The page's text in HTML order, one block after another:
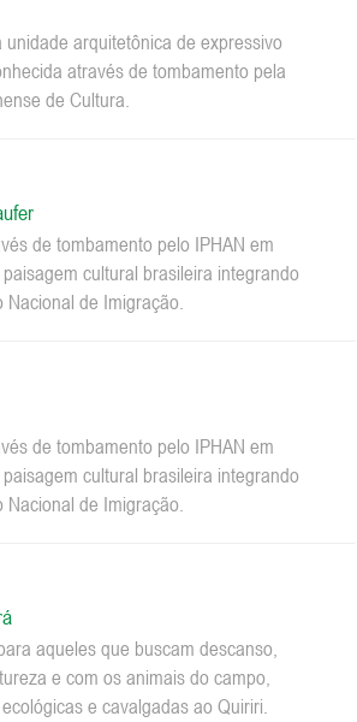
arquitetônica de expressivo
através de tombamento pela
de Cultura.
de tombamento pelo IPHAN em
cultural brasileira integrando
de Imigração.
de tombamento pelo IPHAN em
cultural brasileira integrando
de Imigração.
aqueles que buscam descanso,
e com os animais do campo,
e cavalgadas ao Quiriri.